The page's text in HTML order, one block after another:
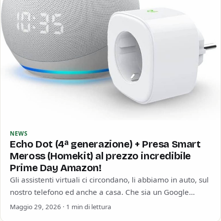
NEWS
Echo Dot (4ª generazione) + Presa Smart
Meross (Homekit) al prezzo incredibile
Prime Day Amazon!
Gli assistenti virtuali ci circondano, li abbiamo in auto, sul
nostro telefono ed anche a casa. Che sia un Google
Home, un…
Maggio 29, 2026 · 1 min di lettura